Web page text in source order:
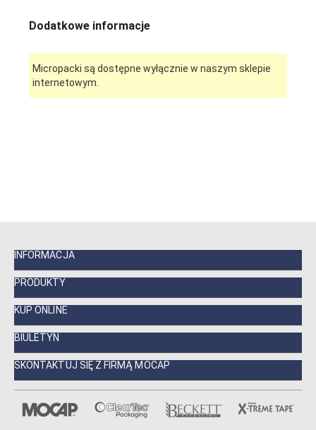
Dodatkowe informacje
Micropacki są dostępne wyłącznie w naszym sklepie
internetowym.
INFORMACJA
PRODUKTY
KUP ONLINE
BIULETYN
SKONTAKTUJ SIĘ Z FIRMĄ MOCAP